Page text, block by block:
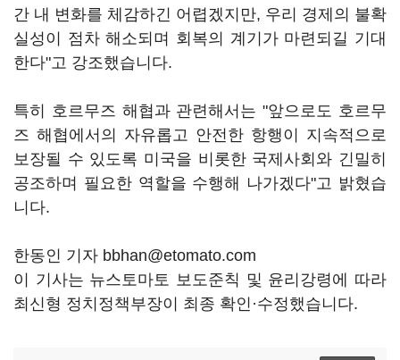
간 내 변화를 체감하긴 어렵겠지만, 우리 경제의 불확
실성이 점차 해소되며 회복의 계기가 마련되길 기대
한다"고 강조했습니다.
특히 호르무즈 해협과 관련해서는 "앞으로도 호르무
즈 해협에서의 자유롭고 안전한 항행이 지속적으로
보장될 수 있도록 미국을 비롯한 국제사회와 긴밀히
공조하며 필요한 역할을 수행해 나가겠다"고 밝혔습
니다.
한동인 기자 bbhan@etomato.com
이 기사는 뉴스토마토 보도준칙 및 윤리강령에 따라
최신형 정치정책부장이 최종 확인·수정했습니다.